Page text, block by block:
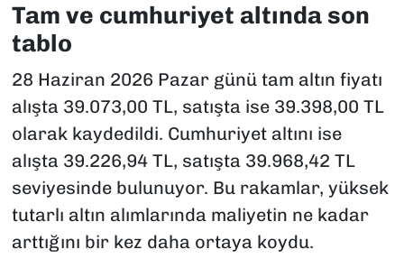
Tam ve cumhuriyet altında son
tablo
28 Haziran 2026 Pazar günü tam altın fiyatı
alışta 39.073,00 TL, satışta ise 39.398,00 TL
olarak kaydedildi. Cumhuriyet altını ise
alışta 39.226,94 TL, satışta 39.968,42 TL
seviyesinde bulunuyor. Bu rakamlar, yüksek
tutarlı altın alımlarında maliyetin ne kadar
arttığını bir kez daha ortaya koydu.